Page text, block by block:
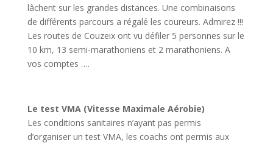
lâchent sur les grandes distances. Une combinaisons
de différents parcours a régalé les coureurs. Admirez !!!
Les routes de Couzeix ont vu défiler 5 personnes sur le
10 km, 13 semi-marathoniens et 2 marathoniens. A
vos comptes ….
Le test VMA (Vitesse Maximale Aérobie)
Les conditions sanitaires n’ayant pas permis
d’organiser un test VMA, les coachs ont permis aux